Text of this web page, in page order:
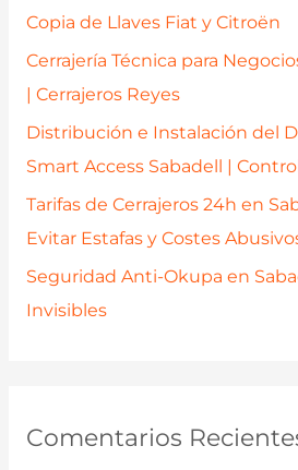
o
:
Copia de Llaves Fiat y Citroën
Cerrajería Técnica para
| Cerrajeros Reyes
Distribución e Instalación del
Smart Access Sabadell |
Tarifas de Cerrajeros 24h en
Evitar Estafas y Costes
Seguridad Anti-Okupa en
Invisibles
Comentarios